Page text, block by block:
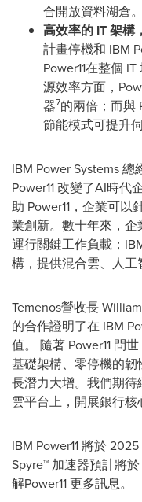
合開放資料湖倉。
高效率的 IT架構
計畫停機和 IBM
Power11在整個
源效率方面，
器7的兩倍；而與
節能模式可提升
IBM Power Systems 總
Power11 改變了AI時
助 Power11，企業可
業創新。數十年來，
運行關鍵工作負載；
構，提供混合雲、人工
Temenos營收長
的合作證明了在 IBM
值。 隨著 Power11 問
基礎架構、零停機的
長潛力大增。我們期
雲平台上，開展銀行核
IBM Power11 將於
Spyre™ 加速器預計將
解Power11 更多訊息。